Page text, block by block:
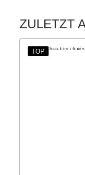
ZULETZT
TOP